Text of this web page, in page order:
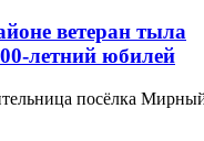
ветеран тыла
летний юбилей
посёлка